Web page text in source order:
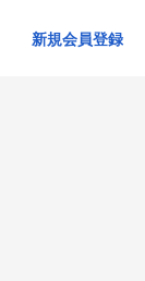
新規会員登録